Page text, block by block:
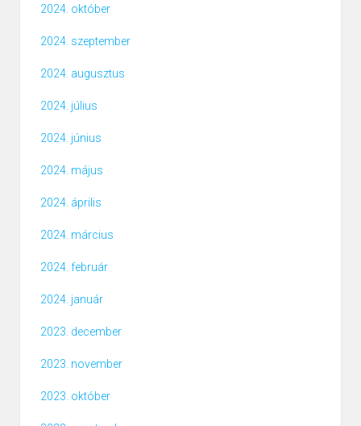
2024. október
2024. szeptember
2024. augusztus
2024. július
2024. június
2024. május
2024. április
2024. március
2024. február
2024. január
2023. december
2023. november
2023. október